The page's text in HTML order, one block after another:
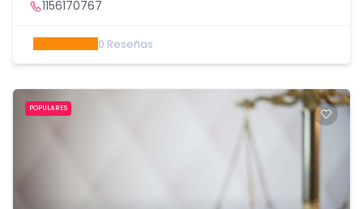
1156170767
0 Reseñas
POPULARES